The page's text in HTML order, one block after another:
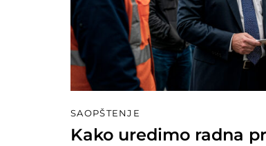
SAOPŠTENJE
Kako uredimo radna